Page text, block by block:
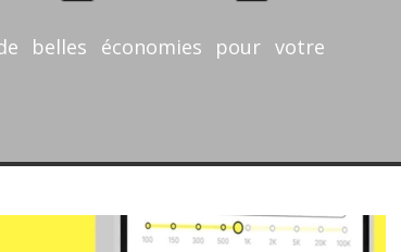
belles économies pour votre